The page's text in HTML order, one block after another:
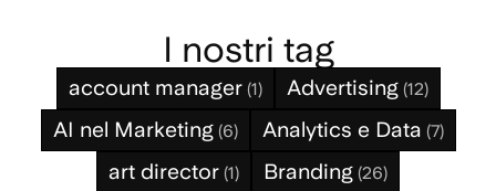
I nostri tag
account manager(1) Advertising(12)
AI nel Marketing(6) Analytics e Data (7)
art director (1) Branding (26)